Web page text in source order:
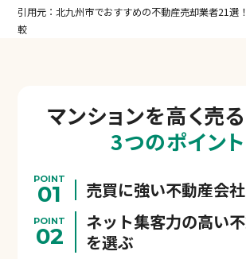
引用元：北九州市でおすすめの不動産売却業者21選
較
マンションを高く売
3つのポイント
POINT
01 売買に強い不動産会
POINT
02
ネット集客力の高い
を選ぶ